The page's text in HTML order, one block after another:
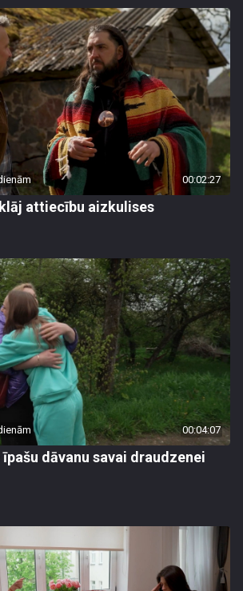
00:02:27
attiecību aizkulises
00:04:07
dāvanu savai draudzenei